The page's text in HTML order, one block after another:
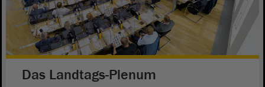
Das Landtags-Plenum